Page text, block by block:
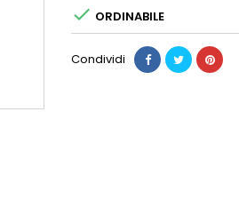
 ORDINABILE
Condividi